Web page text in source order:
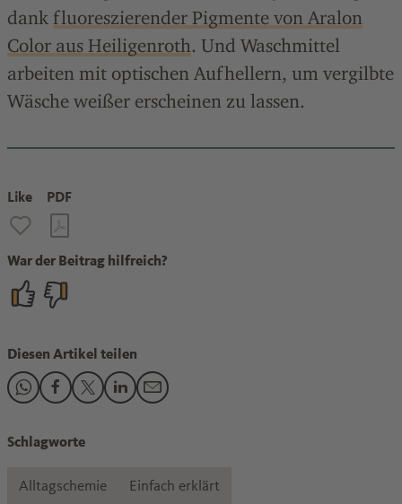
dank fluoreszierender Pigmente von Aralon
Color aus Heiligenroth. Und Waschmittel
arbeiten mit optischen Aufhellern, um vergilbte
Wäsche weißer erscheinen zu lassen.
Like PDF
War der Beitrag hilfreich?
Diesen Artikel teilen
Den Beitrag "Warum Textmarker leuchten" teilen auf
Den Beitrag "Warum Textmarker leuchten" teilen auf
Den Beitrag "Warum Textmarker leuchten" teilen
Den Beitrag "Warum Textmarker leuchten"
Den Beitrag "Warum Textmarker
Schlagworte
Alltagschemie Einfach erklärt